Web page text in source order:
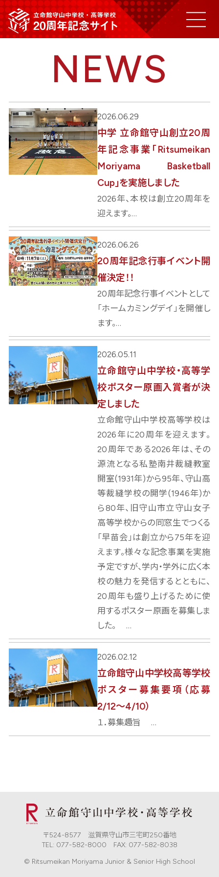
20年の歩み
記念事業(Coming soon)
NEWS
2026.06.29
中学 立命館守山創立20周
年記念事業「Ritsumeikan
Moriyama Basketball
Cup」を実施しました
2026年、本校は創立20周年を
迎えます。…
2026.06.26
20周年記念行事イベント開
催決定！！
20周年記念行事イベントとして
「ホームカミングデイ」を開催し
ます。…
2026.05.11
立命館守山中学校・高等学
校ポスター原画入賞者が決
定しました
立命館守山中学校高等学校は
2026年に20周年を迎えます。
20周年である2026年は、その
源流となる私塾南井裁縫教室
開室(1931年)から95年、守山高
等裁縫学校の開学(1946年)か
ら80年、旧守山市立守山女子
高等学校からの同窓生でつくる
「早苗会」は創立から75年を迎
えます。様々な記念事業を実施
予定ですが、学内・学外に広く本
校の魅力を発信するとともに、
20周年も盛り上げるために使
用するポスター原画を募集しま
した。 …
2026.02.12
立命館守山中学校高等学校
ポスター募集要項（応募
2/12～4/10）
１．募集趣旨 …
〒524-8577 滋賀県守山市三宅町250番地
TEL: 077-582-8000 FAX: 077-582-8038
© Ritsumeikan Moriyama Junior & Senior High School